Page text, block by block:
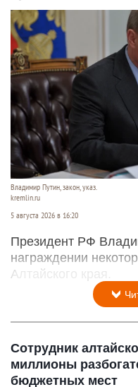
Владимир Путин, закон, указ.
kremlin.ru
5 августа 2026 в 16:20
Президент РФ
награждении
Алтайского края.
Сотрудник
миллионы
бюджетных мест